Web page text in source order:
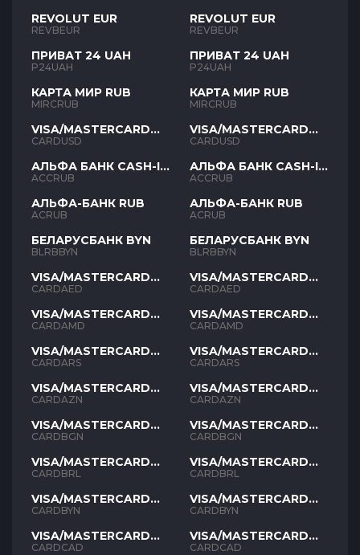
REVOLUT EUR
REVBEUR
ПРИВАТ 24 UAH
P24UAH
КАРТА МИР RUB
MIRCRUB
VISA/MASTERCARD
USD
CARDUSD
АЛЬФА БАНК CASH-IN
RUB
ACCRUB
АЛЬФА-БАНК RUB
ACRUB
БЕЛАРУСБАНК BYN
BLRBBYN
VISA/MASTERCARD
AED
CARDAED
VISA/MASTERCARD
AMD
CARDAMD
VISA/MASTERCARD
ARS
CARDARS
VISA/MASTERCARD
AZN
CARDAZN
VISA/MASTERCARD
BGN
CARDBGN
VISA/MASTERCARD
BRL
CARDBRL
VISA/MASTERCARD
BYN
CARDBYN
VISA/MASTERCARD
CAD
CARDCAD
REVOLUT EUR
REVBEUR
ПРИВАТ 24 UAH
P24UAH
КАРТА МИР RUB
MIRCRUB
VISA/MASTERCARD
USD
CARDUSD
АЛЬФА БАНК CASH-IN
RUB
ACCRUB
АЛЬФА-БАНК RUB
ACRUB
БЕЛАРУСБАНК BYN
BLRBBYN
VISA/MASTERCARD
AED
CARDAED
VISA/MASTERCARD
AMD
CARDAMD
VISA/MASTERCARD
ARS
CARDARS
VISA/MASTERCARD
AZN
CARDAZN
VISA/MASTERCARD
BGN
CARDBGN
VISA/MASTERCARD
BRL
CARDBRL
VISA/MASTERCARD
BYN
CARDBYN
VISA/MASTERCARD
CAD
CARDCAD